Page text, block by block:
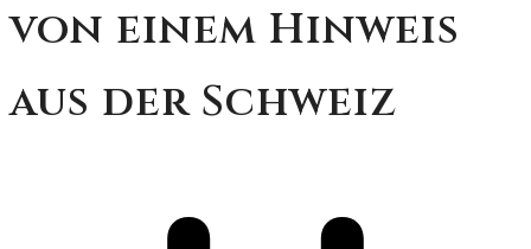
von einem Hinweis
aus der Schweiz